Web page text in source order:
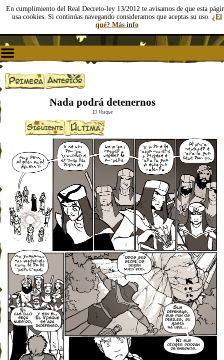
En cumplimiento del Real Decreto-ley 13/2012 te avisamos de que esta
usa cookies. Si continúas navegando consideramos que aceptas su uso. ¿El
qué? Más info
Nada podrá detenernos
El Vosque